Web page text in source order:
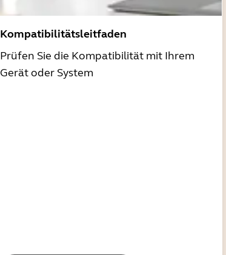
Kompatibilitätsleitfaden
Prüfen Sie die Kompatibilität mit Ihrem
Gerät oder System